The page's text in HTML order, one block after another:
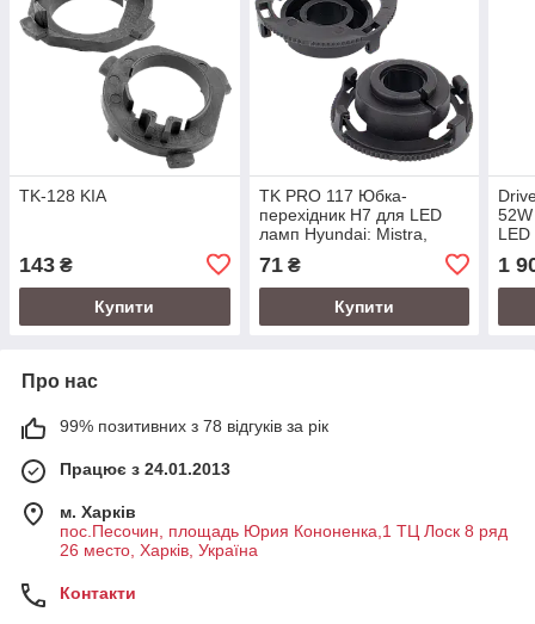
TK-128 KIA
143 ₴
Купити
TK PRO 117 Юбка-
перехідник H7 для LED
ламп Hyundai: Mistra,
71₴
Купити
LED
1
Про нас
99% позитивних з 78 відгуків за рік
Працює з 24.01.2013
м. Харків
пос.Песочин, площадь Юрия Кононенка,1 ТЦ Лоск 8 ряд
26 место, Харків, Україна
Контакти